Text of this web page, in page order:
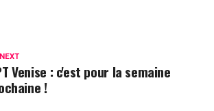
Venise : c'est pour la semaine
!